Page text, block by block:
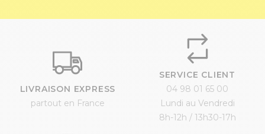
LIVRAISON EXPRESS
partout en France
SERVICE CLIENT
04 98 01 65 00
Lundi au Vendredi
8h-12h / 13h30-17h